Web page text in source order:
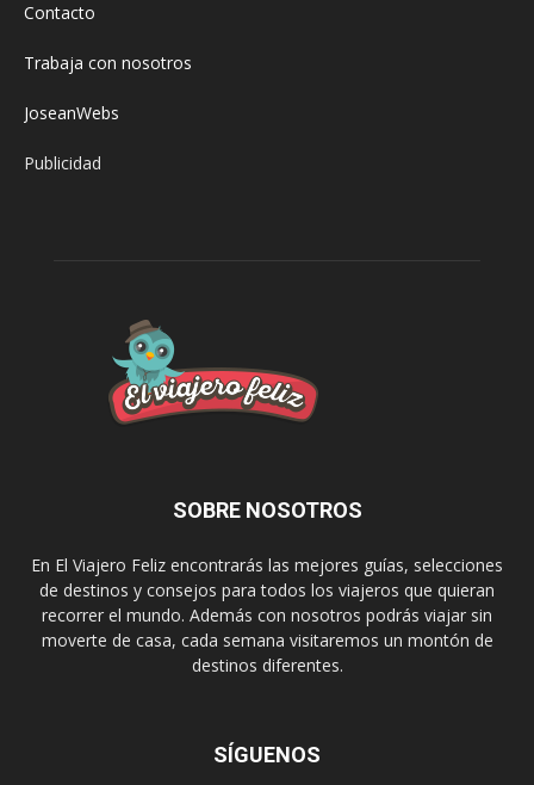
Contacto
Trabaja con nosotros
JoseanWebs
Publicidad
SOBRE NOSOTROS
En El Viajero Feliz encontrarás las mejores guías, selecciones
de destinos y consejos para todos los viajeros que quieran
recorrer el mundo. Además con nosotros podrás viajar sin
moverte de casa, cada semana visitaremos un montón de
destinos diferentes.
SÍGUENOS